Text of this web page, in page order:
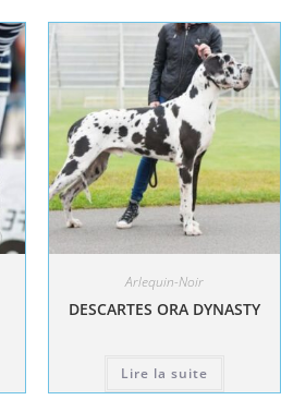
Arlequin-Noir
DESCARTES ORA DYNASTY
Lire la suite